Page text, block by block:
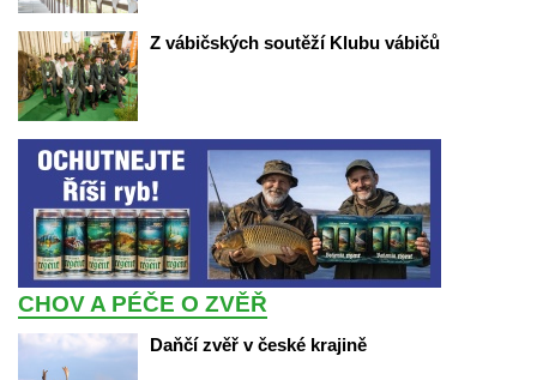
Z vábičských soutěží Klubu vábičů
CHOV A PÉČE O ZVĚŘ
Daňčí zvěř v české krajině